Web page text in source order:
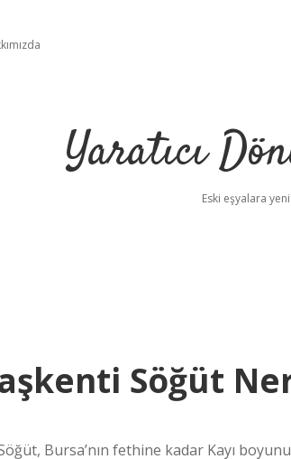
Yaratıcı
Eski eşyalara
Söğüt
Bursa’nın fethine kadar Kayı